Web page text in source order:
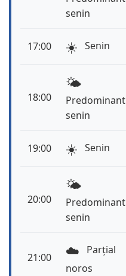
senin
17:00 ☀️ Senin
18:00
🌤️
Predominant
senin
19:00 ☀️ Senin
20:00
🌤️
Predominant
senin
21:00 ☁️
Parțial
noros